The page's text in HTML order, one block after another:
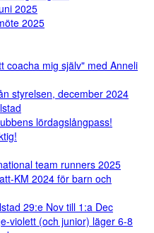
2025
2025
coacha mig själv" med Anneli
styrelsen, december 2024
lördagslångpass!
team runners 2025
KM 2024 för barn och
29:e Nov till 1:a Dec
violett (och junior) läger 6-8